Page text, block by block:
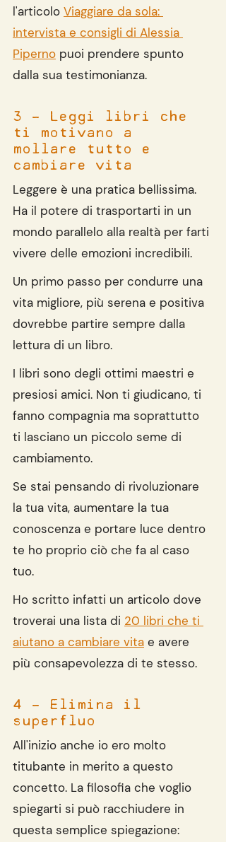
l'articolo Viaggiare da sola:
intervista e consigli di Alessia
Piperno puoi prendere spunto
dalla sua testimonianza.
3 - Leggi libri che
ti motivano a
mollare tutto e
cambiare vita
Leggere è una pratica bellissima.
Ha il potere di trasportarti in un
mondo parallelo alla realtà per farti
vivere delle emozioni incredibili.
Un primo passo per condurre una
vita migliore, più serena e positiva
dovrebbe partire sempre dalla
lettura di un libro.
I libri sono degli ottimi maestri e
presiosi amici. Non ti giudicano, ti
fanno compagnia ma soprattutto
ti lasciano un piccolo seme di
cambiamento.
Se stai pensando di rivoluzionare
la tua vita, aumentare la tua
conoscenza e portare luce dentro
te ho proprio ciò che fa al caso
tuo.
Ho scritto infatti un articolo dove
troverai una lista di 20 libri che ti
aiutano a cambiare vita e avere
più consapevolezza di te stesso.
4 - Elimina il
superfluo
All'inizio anche io ero molto
titubante in merito a questo
concetto. La filosofia che voglio
spiegarti si può racchiudere in
questa semplice spiegazione: